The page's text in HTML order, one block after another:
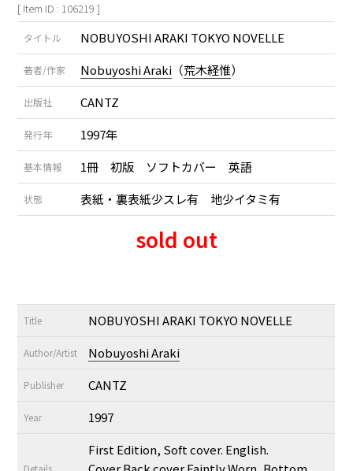
[ Item ID : 106219 ]
タイトル NOBUYOSHI ARAKI TOKYO NOVELLE
著者/作家 Nobuyoshi Araki （荒木経惟）
出版社 CANTZ
発行年 1997年
基本情報 1冊 初版 ソフトカバー 英語
状態 表紙・裏表紙少スレ有 地少イタミ有
sold out
Title NOBUYOSHI ARAKI TOKYO NOVELLE
Author/Artist Nobuyoshi Araki
Publisher CANTZ
Year 1997
First Edition, Soft cover. English.